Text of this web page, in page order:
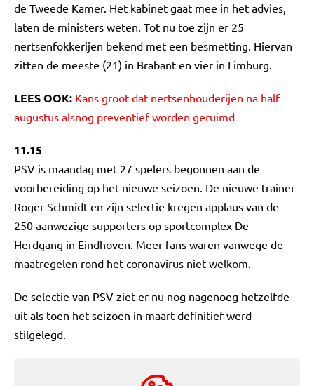
de Tweede Kamer. Het kabinet gaat mee in het advies,
laten de ministers weten. Tot nu toe zijn er 25
nertsenfokkerijen bekend met een besmetting. Hiervan
zitten de meeste (21) in Brabant en vier in Limburg.
LEES OOK: Kans groot dat nertsenhouderijen na half
augustus alsnog preventief worden geruimd
11.15
PSV is maandag met 27 spelers begonnen aan de
voorbereiding op het nieuwe seizoen. De nieuwe trainer
Roger Schmidt en zijn selectie kregen applaus van de
250 aanwezige supporters op sportcomplex De
Herdgang in Eindhoven. Meer fans waren vanwege de
maatregelen rond het coronavirus niet welkom.
De selectie van PSV ziet er nu nog nagenoeg hetzelfde
uit als toen het seizoen in maart definitief werd
stilgelegd.